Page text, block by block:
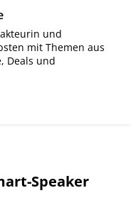
und
mit Themen aus
Deals und
Speaker